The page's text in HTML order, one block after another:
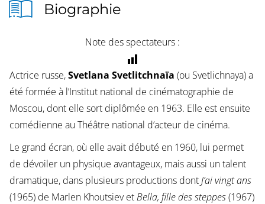
Biographie
Note des spectateurs :
Actrice russe,Svetlana Svetlitchnaïa (ou Svetlichnaya) a
été formée à l’Institut national de cinématographie de
Moscou, dont elle sort diplômée en 1963. Elle est ensuite
comédienne au Théâtre national d’acteur de cinéma.
Le grand écran, où elle avait débuté en 1960, lui permet
de dévoiler un physique avantageux, mais aussi un talent
dramatique, dans plusieurs productions dontJ’ai vingt ans
(1965) de Marlen Khoutsiev etBella, fille des steppes(1967)